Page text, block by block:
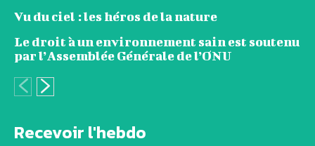
Vu du ciel : les héros de la nature
Le droit à un environnement sain est soutenu
par l’Assemblée Générale de l’ONU
Recevoir l'hebdo